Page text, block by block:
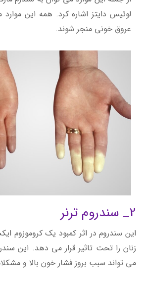
لوئیس دایتز اشاره کرد. همه این
عروق خونی منجر شوند.
2_ سندروم ترنر
این سندروم در اثر کمبود یک کروموزوم
زنان را تحت تاثیر قرار می دهد. این
می تواند سبب بروز فشار خون بالا و